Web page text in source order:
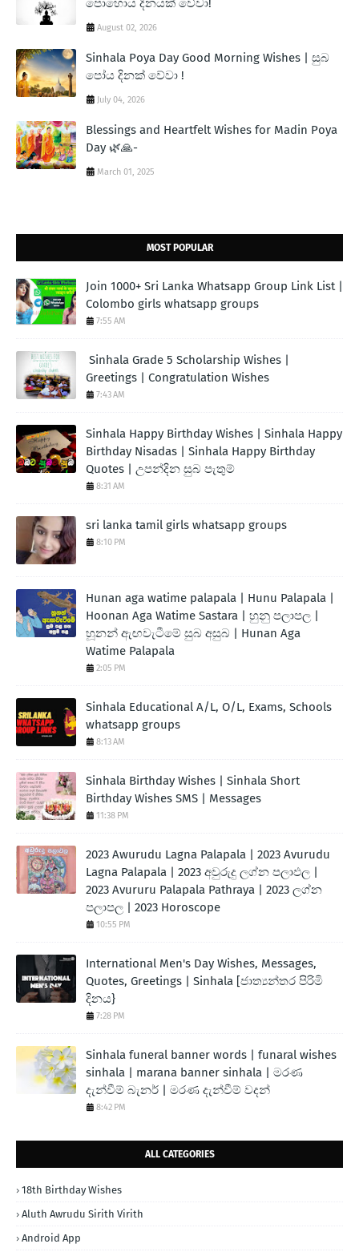
පොහොය දිනයක් වේවා!
August 02, 2026
Sinhala Poya Day Good Morning Wishes | සුබ
පෝය දිනක් වේවා !
July 04, 2026
Blessings and Heartfelt Wishes for Madin Poya
Day 🌿🙏-
March 01, 2025
MOST POPULAR
Join 1000+ Sri Lanka Whatsapp Group Link List |
Colombo girls whatsapp groups
7:55 AM
Sinhala Grade 5 Scholarship Wishes |
Greetings | Congratulation Wishes
7:43 AM
Sinhala Happy Birthday Wishes | Sinhala Happy
Birthday Nisadas | Sinhala Happy Birthday
Quotes | උපන්දින සුබ පැතුම්
8:31 AM
sri lanka tamil girls whatsapp groups
8:10 PM
Hunan aga watime palapala | Hunu Palapala |
Hoonan Aga Watime Sastara | හුනු පලාපල |
හූනන් ඇඟවැටීමේ සුබ අසුබ | Hunan Aga
Watime Palapala
2:05 PM
Sinhala Educational A/L, O/L, Exams, Schools
whatsapp groups
8:13 AM
Sinhala Birthday Wishes | Sinhala Short
Birthday Wishes SMS | Messages
11:38 PM
2023 Awurudu Lagna Palapala | 2023 Avurudu
Lagna Palapala | 2023 අවුරුදු ලග්න පලාඵල |
2023 Avururu Palapala Pathraya | 2023 ලග්න
පලාපල | 2023 Horoscope
10:55 PM
International Men's Day Wishes, Messages,
Quotes, Greetings | Sinhala [ජාත්‍යන්තර පිරිමි
දිනය}
7:28 PM
Sinhala funeral banner words | funaral wishes
sinhala | marana banner sinhala | මරණ
දැන්වීම් බැනර් | මරණ දැන්වීම් වදන්
8:42 PM
ALL CATEGORIES
18th Birthday Wishes
Aluth Awrudu Sirith Virith
Android App